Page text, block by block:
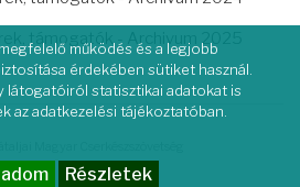
támogatók - Archivum 2025
működés és a legjobb
érdekében sütiket használ.
látogatóiról statisztikai adatokat is
az adatkezelési tájékoztatóban.
Részletek